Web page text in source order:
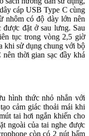
cáp USB Type C cùng
nhôm có độ dày lớn nên
được đặt ở sau lưng. Sau
tục trong vòng 2,5 giờ
khi sử dụng chung với bộ
thời gian sạc đầy khá
hình thức nhỏ nhắn với
cảm giác thoải mái khi
tai hơi ngắn khiến cho
ngoài của tai nghe được
còn có 2 nút bấm